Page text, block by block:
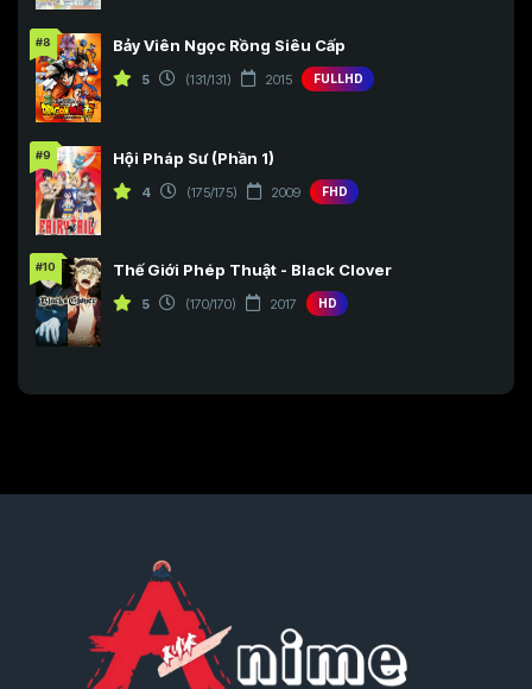
#8 Bảy Viên Ngọc Rồng Siêu Cấp
5 (131/131) 2015 FULLHD
#9 Hội Pháp Sư (Phần 1)
4 (175/175) 2009 FHD
#10 Thế Giới Phép Thuật - Black Clover
5 (170/170) 2017 HD